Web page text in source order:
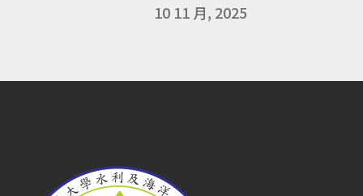
10 11 月, 2025